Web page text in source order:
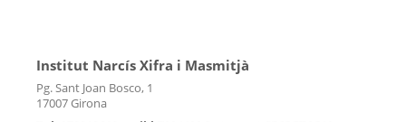
Institut Narcís Xifra i Masmitjà
Pg. Sant Joan Bosco, 1
17007 Girona